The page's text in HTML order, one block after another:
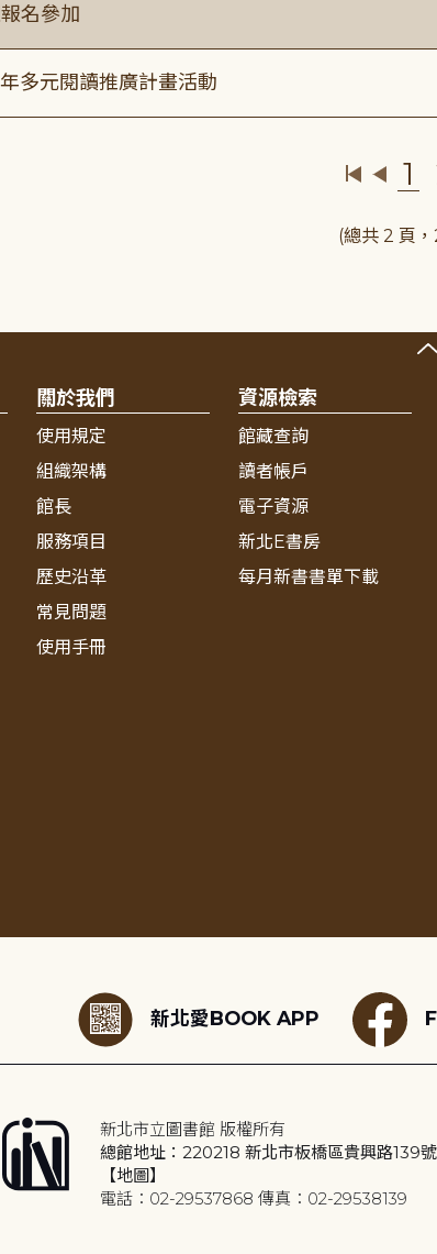
名參加
年多元閱讀推廣計畫活動
1
(總共 2 頁
關於我們
使用規定
組織架構
館長
服務項目
歷史沿革
常見問題
使用手冊
資源檢索
館藏查詢
讀者帳戶
電子資源
新北E書房
每月新書書單下載
新北愛BOOK APP
新北市立圖書館 版權所有
總館地址：220218 新北市板橋區貴興路139號
【地圖】
電話：02-29537868 傳真：02-29538139